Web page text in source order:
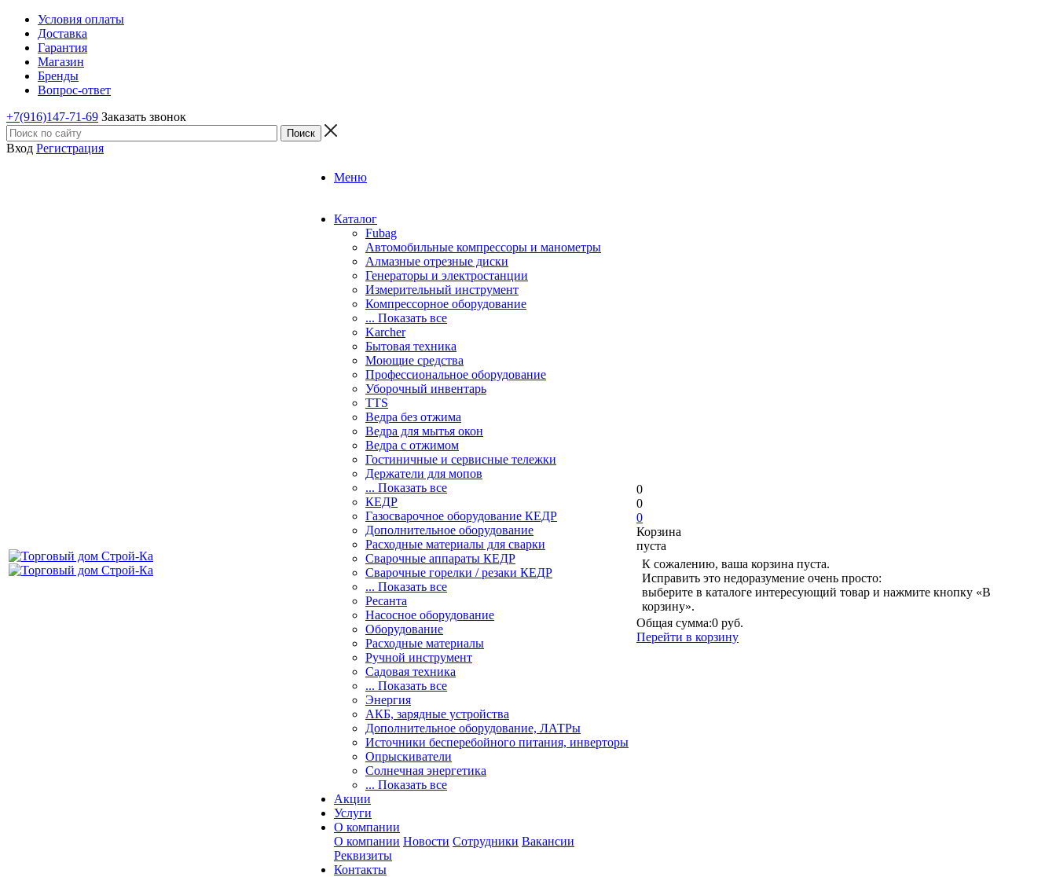
Условия оплаты
Доставка
Гарантия
Магазин
Бренды
Вопрос-ответ
+7(916)147-71-69 Заказать звонок
Вход Регистрация
Меню
Каталог
Fubag
Автомобильные компрессоры и манометры
Алмазные отрезные диски
Генераторы и электростанции
Измерительный инструмент
Компрессорное оборудование
... Показать все
Karcher
Бытовая техника
Моющие средства
Профессиональное оборудование
Уборочный инвентарь
TTS
Ведра без отжима
Ведра для мытья окон
Ведра с отжимом
Гостиничные и сервисные тележки
Держатели для мопов
... Показать все
КЕДР
Газосварочное оборудование КЕДР
Дополнительное оборудование
Расходные материалы для сварки
Сварочные аппараты КЕДР
Сварочные горелки / резаки КЕДР
... Показать все
Ресанта
Насосное оборудование
Оборудование
Расходные материалы
Ручной инструмент
Садовая техника
... Показать все
Энергия
АКБ, зарядные устройства
Дополнительное оборудование, ЛАТРы
Источники бесперебойного питания, инверторы
Опрыскиватели
Солнечная энергетика
... Показать все
Акции
Услуги
О компании
О компании Новости Сотрудники Вакансии
Реквизиты
Контакты
0
0
0
Корзина
пуста
К сожалению, ваша корзина пуста.
Исправить это недоразумение очень просто:
выберите в каталоге интересующий товар и нажмите кнопку «В
корзину».
Общая сумма:0 руб.
Перейти в корзину